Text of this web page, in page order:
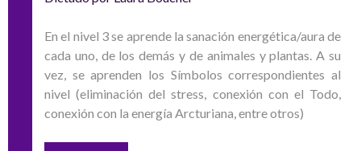
En el nivel 3 se aprende la sanación energética/aura de
cada uno, de los demás y de animales y plantas. A su
vez, se aprenden los Símbolos correspondientes al
nivel (eliminación del stress, conexión con el Todo,
conexión con la energía Arcturiana, entre otros)